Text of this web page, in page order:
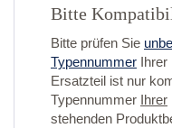
Bitte
Bitte prüfen Sie
Typennummer Ihrer
Ersatzteil ist nur
Typennummer Ihrer
stehenden